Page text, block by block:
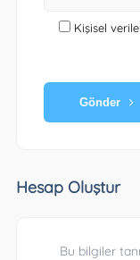
Kişisel
Gönder
Hesap Oluştur
Bu bilgiler